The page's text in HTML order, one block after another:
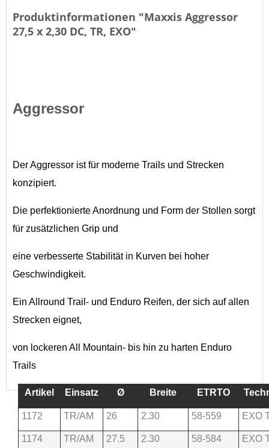
Produktinformationen "Maxxis Aggressor
27,5 x 2,30 DC, TR, EXO"
Aggressor
Der Aggressor ist für moderne Trails und Strecken
konzipiert.
Die perfektionierte Anordnung und Form der Stollen sorgt
für zusätzlichen Grip und
eine verbesserte Stabilität in Kurven bei hoher
Geschwindigkeit.
Ein Allround Trail- und Enduro Reifen, der sich auf allen
Strecken eignet,
von lockeren All Mountain- bis hin zu harten Enduro
Trails
Artikel Einsatz Ø Breite ETRTO
1172 TR/AM 26 2.30 58-559 EXO
1174 TR/AM 27.5 2.30 58-584 EXO